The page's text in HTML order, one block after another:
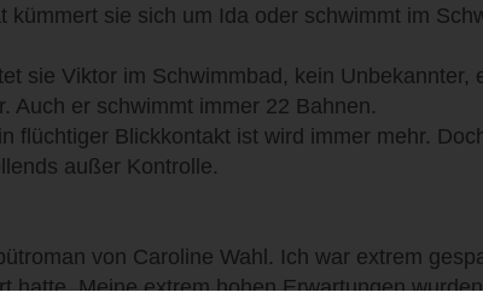
kümmert sie sich um Ida oder schwimmt im
sie Viktor im Schwimmbad, kein Unbekannter,
Auch er schwimmt immer 22 Bahnen.
flüchtiger Blickkontakt ist wird immer mehr.
außer Kontrolle.
von Caroline Wahl. Ich war extrem
hatte. Meine extrem hohen Erwartungen